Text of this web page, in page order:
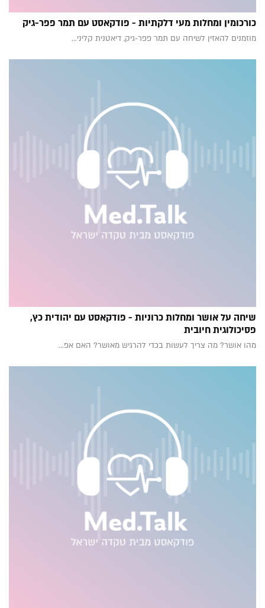
כורכומין ומחלות מעי דלקתיות - פודקאסט עם תמר פפר-גיק
מוזמנים להאזין לשיחה עם תמר פפר-גיק, דיאטנית קליני...
שיחה על אושר ומחלות כרוניות - פודקאסט עם יהודית כץ,
פסיכולוגית חיובית
מהו אושר? מה צריך לעשות בכדי להרגיש מאושר? האם אפ...